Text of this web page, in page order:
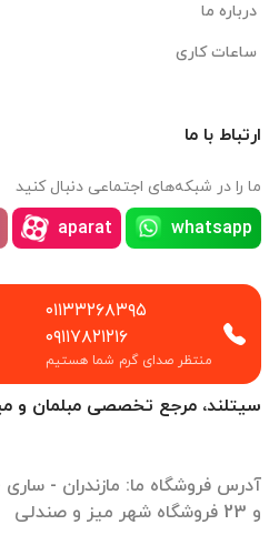
سیتلند، مرجع تخصصی مبلمان و
و 23 فروشگاه شهر میز و صندلی
درباره ما
ساعات کاری
ارتباط با ما
ما را در شبکه‌های اجتماعی دنبال کنید
whatsapp
aparat
۰۱۱۳۳۲۶۸۳۹۵
۰۹۱۱۷۸۲۱۲۱۶
منتظر صدای گرم شما هستیم